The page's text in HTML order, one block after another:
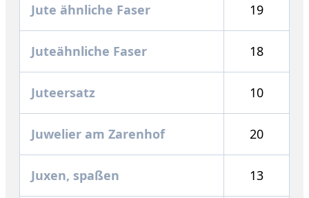
Jute ähnliche Faser 19
Juteähnliche Faser 18
Juteersatz 10
Juwelier am Zarenhof 20
Juxen, spaßen 13